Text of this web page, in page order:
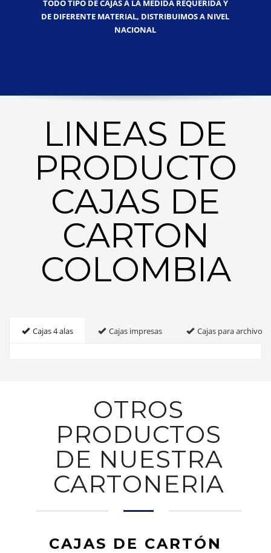
TODO TIPO DE CAJAS A LA MEDIDA REQUERIDA Y
DE DIFERENTE MATERIAL, DISTRIBUIMOS A NIVEL
NACIONAL
LINEAS DE
PRODUCTO
CAJAS DE
CARTON
COLOMBIA
Cajas 4 alas Cajas impresas Cajas para archivo
OTROS
PRODUCTOS
DE NUESTRA
CARTONERIA
CAJAS DE CARTÓN